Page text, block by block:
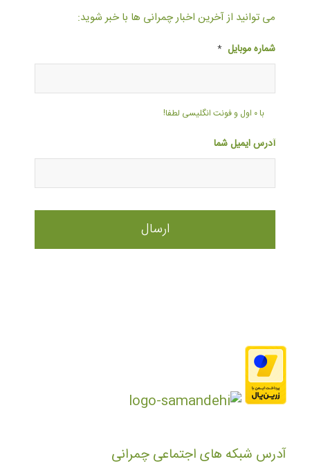
می توانید از آخرین اخبار چمرانی ها با خبر شوید:
شماره موبایل *
با ۰ اول و فونت انگلیسی لطفا!
آدرس ایمیل شما
آدرس شبکه های اجتماعی چمرانی